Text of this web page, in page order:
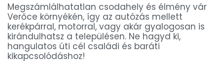
Megszámlálhatatlan csodahely és élmény vár
Verőce környékén, így az autózás mellett
kerékpárral, motorral, vagy akár gyalogosan is
kirándulhatsz a településen. Ne hagyd ki,
hangulatos úti cél családi és baráti
kikapcsolódáshoz!